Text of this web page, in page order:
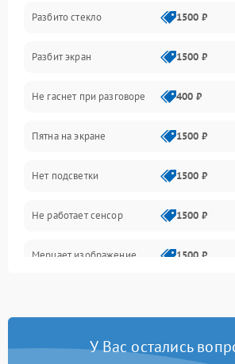
Камеры
Проблемы с дисплеем и сенсором
Зарядка
Проблемы с питанием, зарядкой и
Проблемы с работой системы,
Разбито стекло 1500 ₽
Разбит экран 1500 ₽
Не гаснет при разговоре 400 ₽
Пятна на экране 1500 ₽
Нет подсветки 1500 ₽
Не работает сенсор 1500 ₽
Мерцает изображение 1500 ₽
У Вас остались